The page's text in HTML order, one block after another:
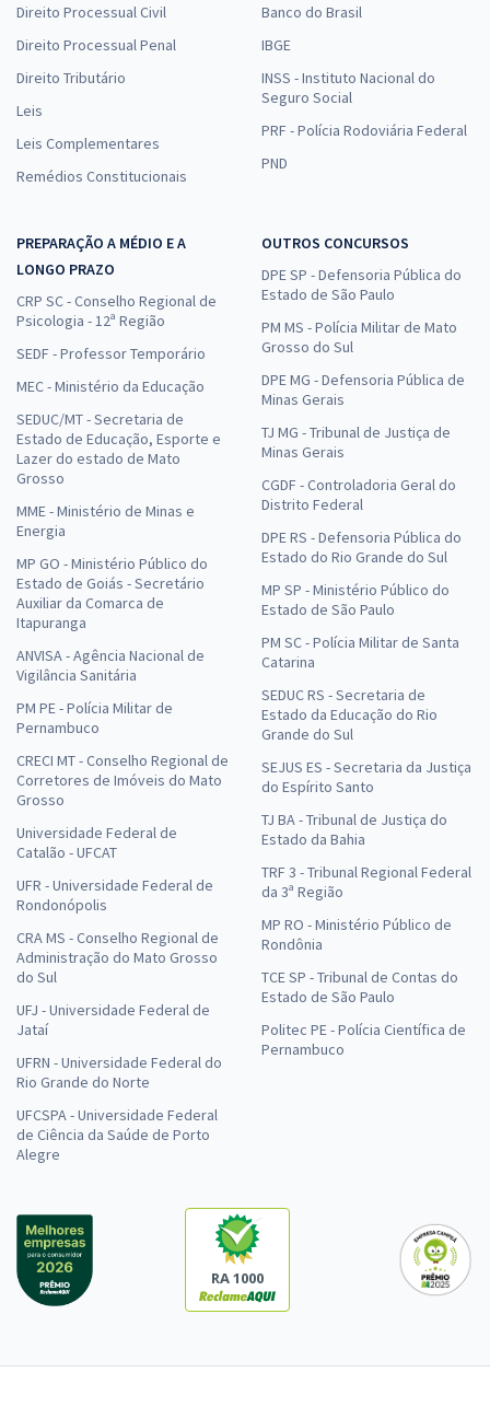
Direito Processual Civil
Direito Processual Penal
Direito Tributário
Leis
Leis Complementares
Remédios Constitucionais
Banco do Brasil
IBGE
INSS - Instituto Nacional do
Seguro Social
PRF - Polícia Rodoviária Federal
PND
PREPARAÇÃO A MÉDIO E A
LONGO PRAZO
CRP SC - Conselho Regional de
Psicologia - 12ª Região
SEDF - Professor Temporário
MEC - Ministério da Educação
SEDUC/MT - Secretaria de
Estado de Educação, Esporte e
Lazer do estado de Mato
Grosso
MME - Ministério de Minas e
Energia
MP GO - Ministério Público do
Estado de Goiás - Secretário
Auxiliar da Comarca de
Itapuranga
ANVISA - Agência Nacional de
Vigilância Sanitária
PM PE - Polícia Militar de
Pernambuco
CRECI MT - Conselho Regional de
Corretores de Imóveis do Mato
Grosso
Universidade Federal de
Catalão - UFCAT
UFR - Universidade Federal de
Rondonópolis
CRA MS - Conselho Regional de
Administração do Mato Grosso
do Sul
UFJ - Universidade Federal de
Jataí
UFRN - Universidade Federal do
Rio Grande do Norte
UFCSPA - Universidade Federal
de Ciência da Saúde de Porto
Alegre
OUTROS CONCURSOS
DPE SP - Defensoria Pública do
Estado de São Paulo
PM MS - Polícia Militar de Mato
Grosso do Sul
DPE MG - Defensoria Pública de
Minas Gerais
TJ MG - Tribunal de Justiça de
Minas Gerais
CGDF - Controladoria Geral do
Distrito Federal
DPE RS - Defensoria Pública do
Estado do Rio Grande do Sul
MP SP - Ministério Público do
Estado de São Paulo
PM SC - Polícia Militar de Santa
Catarina
SEDUC RS - Secretaria de
Estado da Educação do Rio
Grande do Sul
SEJUS ES - Secretaria da Justiça
do Espírito Santo
TJ BA - Tribunal de Justiça do
Estado da Bahia
TRF 3 - Tribunal Regional Federal
da 3ª Região
MP RO - Ministério Público de
Rondônia
TCE SP - Tribunal de Contas do
Estado de São Paulo
Politec PE - Polícia Científica de
Pernambuco
RA 1000